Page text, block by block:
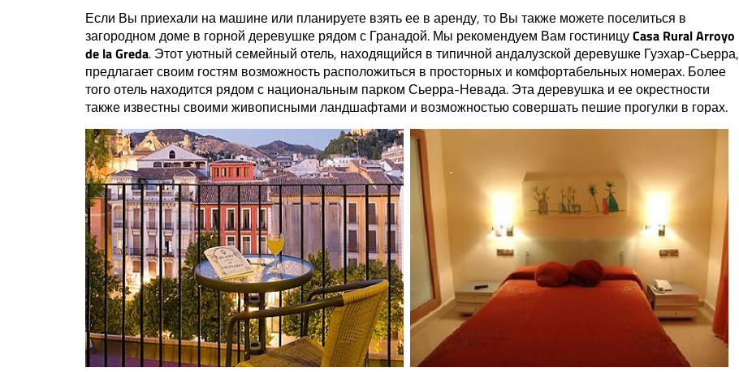
Если Вы приехали на машине или планируете взять ее в аренду, то Вы также можете поселиться в
загородном доме в горной деревушке рядом с Гранадой. Мы рекомендуем Вам гостиницуCasa Rural Arroyo
de la Greda. Этот уютный семейный отель, находящийся в типичной андалузской деревушке Гуэхар-Сьерра,
предлагает своим гостям возможность расположиться в просторных и комфортабельных номерах. Более
того отель находится рядом с национальным парком Сьерра-Невада. Эта деревушка и ее окрестности
также известны своими живописными ландшафтами и возможностью совершать пешие прогулки в горах.